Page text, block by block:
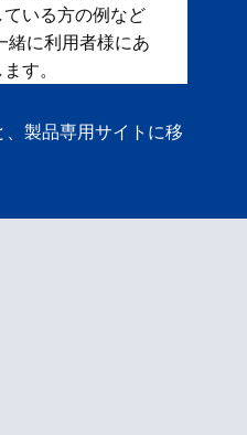
いる方の例など
緒に利用者様にあ
す。
製品専用サイトに移